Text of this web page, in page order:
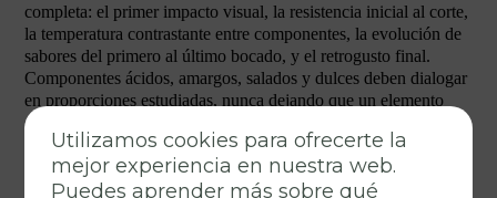
completa: el primer impacto visual, la resistencia inicial al corte,
la temperatura contrastante entre componentes, la evolución de
sabores del primero al último bocado, y el retrogusto final.
Componentes ácidos, amargos, salados y dulces deben dialogar
en proporciones estudiadas, nunca dejando que un elemento
domine permanentemente el paladar.
Control de Texturas y Temperaturas
Utilizamos cookies para ofrecerte la
mejor experiencia en nuestra web.
Puedes aprender más sobre qué